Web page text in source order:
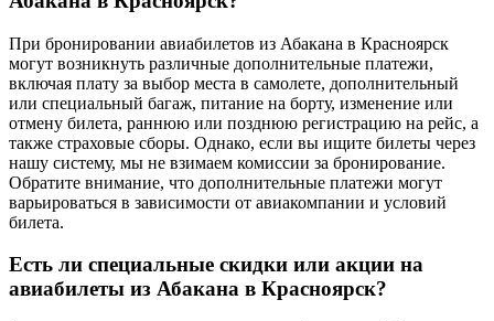
При бронировании авиабилетов из Абакана в Красноярск
могут возникнуть различные дополнительные платежи,
включая плату за выбор места в самолете, дополнительный
или специальный багаж, питание на борту, изменение или
отмену билета, раннюю или позднюю регистрацию на рейс, а
также страховые сборы. Однако, если вы ищите билеты через
нашу систему, мы не взимаем комиссии за бронирование.
Обратите внимание, что дополнительные платежи могут
варьироваться в зависимости от авиакомпании и условий
билета.
Есть ли специальные скидки или акции на
авиабилеты из Абакана в Красноярск?